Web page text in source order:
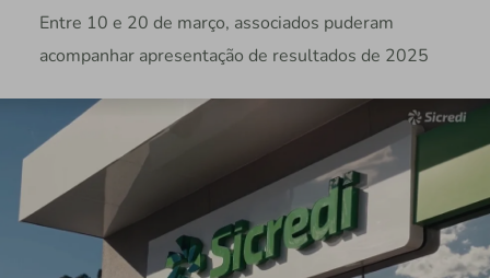
Entre 10 e 20 de março, associados puderam
acompanhar apresentação de resultados de 2025